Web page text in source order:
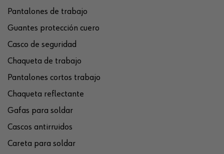
Pantalones de trabajo
Guantes protección cuero
Casco de seguridad
Chaqueta de trabajo
Pantalones cortos trabajo
Chaqueta reflectante
Gafas para soldar
Cascos antirruidos
Careta para soldar